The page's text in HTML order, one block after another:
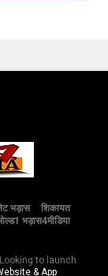
भड़ास
शिकायत
भड़ास4मीडिया
to launch
& App